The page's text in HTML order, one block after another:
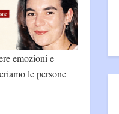
emozioni e
le persone